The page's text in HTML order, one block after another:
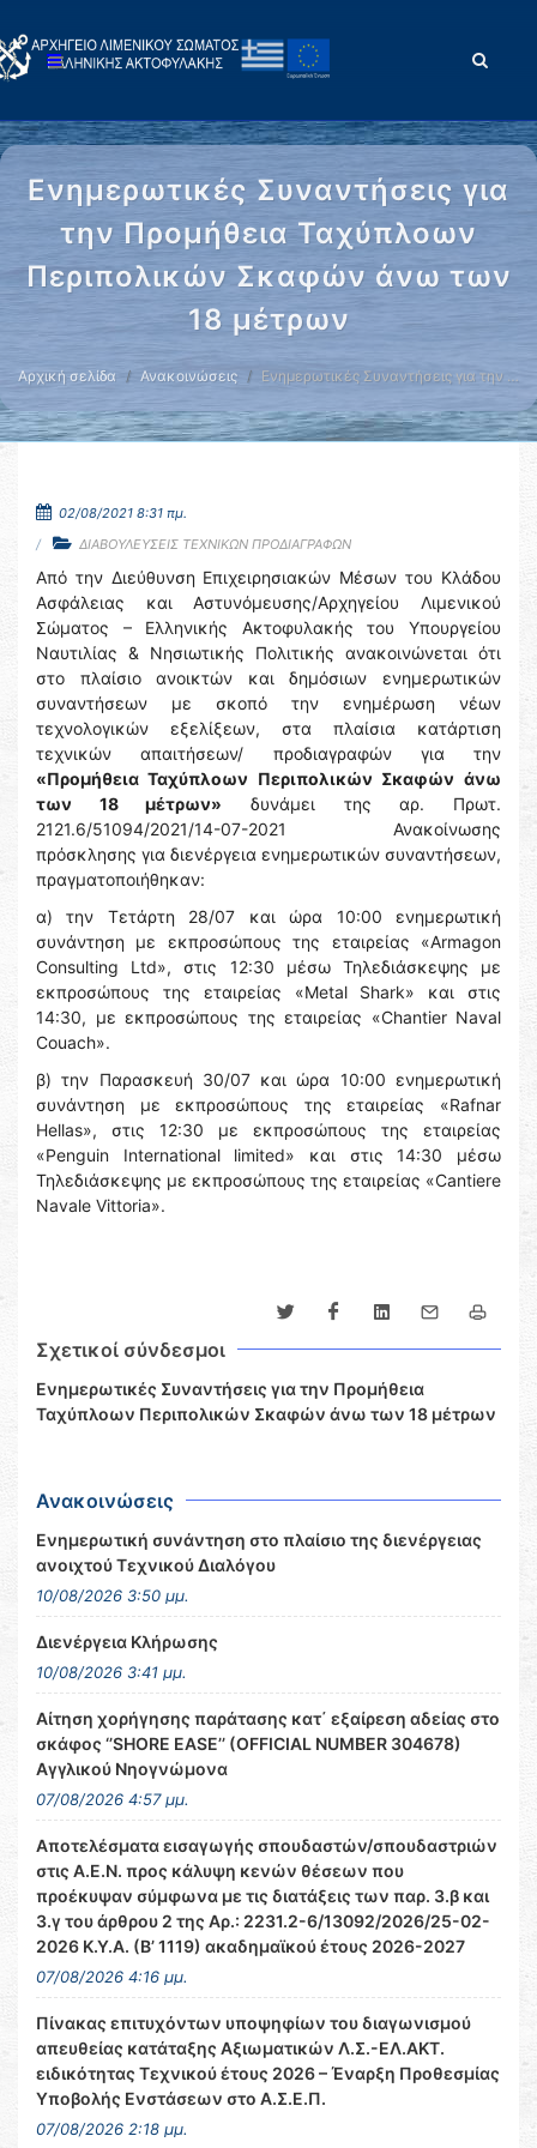
Ενημερωτικές Συναντήσεις για
την Προμήθεια Ταχύπλοων
Περιπολικών Σκαφών άνω των
18 μέτρων
Αρχική σελίδα Ανακοινώσεις Ενημερωτικές Συναντήσεις για την …
02/08/2021 8:31 πμ.
ΔΙΑΒΟΥΛΕΥΣΕΙΣ ΤΕΧΝΙΚΩΝ ΠΡΟΔΙΑΓΡΑΦΩΝ
Από την Διεύθυνση Επιχειρησιακών Μέσων του Κλάδου
Ασφάλειας και Αστυνόμευσης/Αρχηγείου Λιμενικού
Σώματος – Ελληνικής Ακτοφυλακής του Υπουργείου
Ναυτιλίας & Νησιωτικής Πολιτικής ανακοινώνεται ότι
στο πλαίσιο ανοικτών και δημόσιων ενημερωτικών
συναντήσεων με σκοπό την ενημέρωση νέων
τεχνολογικών εξελίξεων, στα πλαίσια κατάρτιση
τεχνικών απαιτήσεων/ προδιαγραφών για την
«Προμήθεια Ταχύπλοων Περιπολικών Σκαφών άνω
των 18 μέτρων» δυνάμει της αρ. Πρωτ.
2121.6/51094/2021/14-07-2021 Ανακοίνωσης
πρόσκλησης για διενέργεια ενημερωτικών συναντήσεων,
πραγματοποιήθηκαν:
α) την Τετάρτη 28/07 και ώρα 10:00 ενημερωτική
συνάντηση με εκπροσώπους της εταιρείας «Armagon
Consulting Ltd», στις 12:30 μέσω Τηλεδιάσκεψης με
εκπροσώπους της εταιρείας «Metal Shark» και στις
14:30, με εκπροσώπους της εταιρείας «Chantier Naval
Couach».
β) την Παρασκευή 30/07 και ώρα 10:00 ενημερωτική
συνάντηση με εκπροσώπους της εταιρείας «Rafnar
Hellas», στις 12:30 με εκπροσώπους της εταιρείας
«Penguin International limited» και στις 14:30 μέσω
Τηλεδιάσκεψης με εκπροσώπους της εταιρείας «Cantiere
Navale Vittoria».
Σχετικοί σύνδεσμοι
Ενημερωτικές Συναντήσεις για την Προμήθεια
Ταχύπλοων Περιπολικών Σκαφών άνω των 18 μέτρων
Ανακοινώσεις
Ενημερωτική συνάντηση στο πλαίσιο της διενέργειας
ανοιχτού Τεχνικού Διαλόγου
10/08/2026 3:50 μμ.
Διενέργεια Κλήρωσης
10/08/2026 3:41 μμ.
Αίτηση χορήγησης παράτασης κατ΄ εξαίρεση αδείας στο
σκάφος ‘’SHORE EASE’’ (OFFICIAL NUMBER 304678)
Αγγλικού Νηογνώμονα
07/08/2026 4:57 μμ.
Αποτελέσματα εισαγωγής σπουδαστών/σπουδαστριών
στις Α.Ε.Ν. προς κάλυψη κενών θέσεων που
προέκυψαν σύμφωνα με τις διατάξεις των παρ. 3.β και
3.γ του άρθρου 2 της Αρ.: 2231.2-6/13092/2026/25-02-
2026 Κ.Υ.Α. (Β’ 1119) ακαδημαϊκού έτους 2026-2027
07/08/2026 4:16 μμ.
Πίνακας επιτυχόντων υποψηφίων του διαγωνισμού
απευθείας κατάταξης Αξιωματικών Λ.Σ.-ΕΛ.ΑΚΤ.
ειδικότητας Τεχνικού έτους 2026 – Έναρξη Προθεσμίας
Υποβολής Ενστάσεων στο Α.Σ.Ε.Π.
07/08/2026 2:18 μμ.